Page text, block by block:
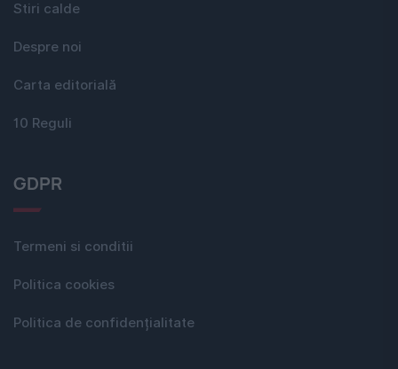
Stiri calde
Despre noi
Carta editorială
10 Reguli
GDPR
Termeni si conditii
Politica cookies
Politica de confidențialitate